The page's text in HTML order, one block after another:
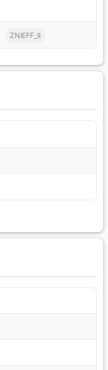
ZNIEFF_II